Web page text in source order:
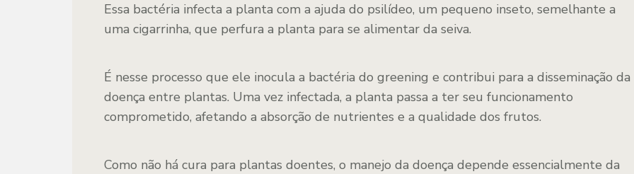
Essa bactéria infecta a planta com a ajuda do psilídeo, um pequeno inseto, semelhante a
uma cigarrinha, que perfura a planta para se alimentar da seiva.
É nesse processo que ele inocula a bactéria do greening e contribui para a disseminação da
doença entre plantas. Uma vez infectada, a planta passa a ter seu funcionamento
comprometido, afetando a absorção de nutrientes e a qualidade dos frutos.
Como não há cura para plantas doentes, o manejo da doença depende essencialmente da